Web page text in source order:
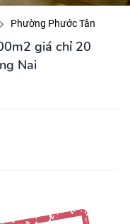
Phường Phước Tân
giá chỉ 20
Nai